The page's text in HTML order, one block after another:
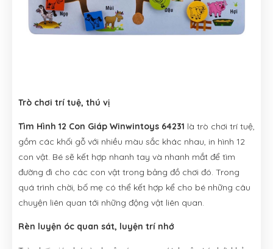
Trò chơi trí tuệ, thú vị
Tìm Hình 12 Con Giáp Winwintoys 64231 là trò chơi trí tuệ,
gồm các khối gỗ với nhiều màu sắc khác nhau, in hình 12
con vật. Bé sẽ kết hợp nhanh tay và nhanh mắt để tìm
đường đi cho các con vật trong bảng đồ chơi đó. Trong
quá trình chời, bố mẹ có thể kết hợp kể cho bé những câu
chuyện liên quan tới những động vật liên quan.
Rèn luyện óc quan sát, luyện trí nhớ